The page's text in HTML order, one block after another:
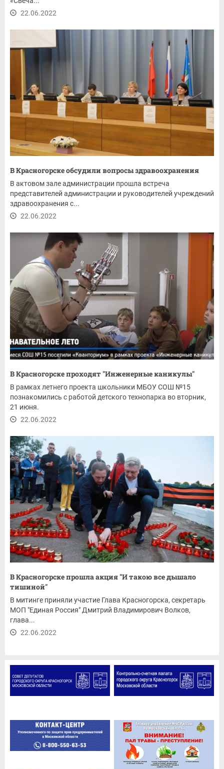
22.06.2022
В Красногорске обсудили вопросы здравоохранения
В актовом зале администрации прошла встреча
представителей администрации и руководителей учреждений
здравоохранения с...
22.06.2022
В Красногорске проходят "Инженерные каникулы"
В рамках летнего проекта школьники МБОУ СОШ №15
познакомились с работой детского технопарка во вторник,
21 июня.
22.06.2022
В Красногорске прошла акция "И такою все дышало
тишиной"
В митинге приняли участие Глава Красногорска, секретарь
МОП "Единая Россия" Дмитрий Владимирович Волков,
глава...
22.06.2022